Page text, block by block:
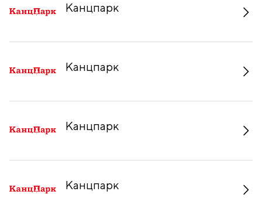
Канцпарк
Канцпарк
Канцпарк
Канцпарк